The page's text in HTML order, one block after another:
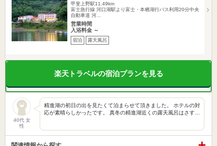
甲斐上野駅11.49km
富士急行線 河口湖駅より富士・本栖湖行バス利用20分中央
自動車道 河…
営業時間
入浴料金 ～
宿泊 露天風呂
楽天トラベルの宿泊プランを見る
40代 女
性
精進湖の初日の出を見たくて泊まらせて頂きました。 ホテルの対
応が素晴らしかったです。 真冬の精進湖近くの露天風呂はさす…